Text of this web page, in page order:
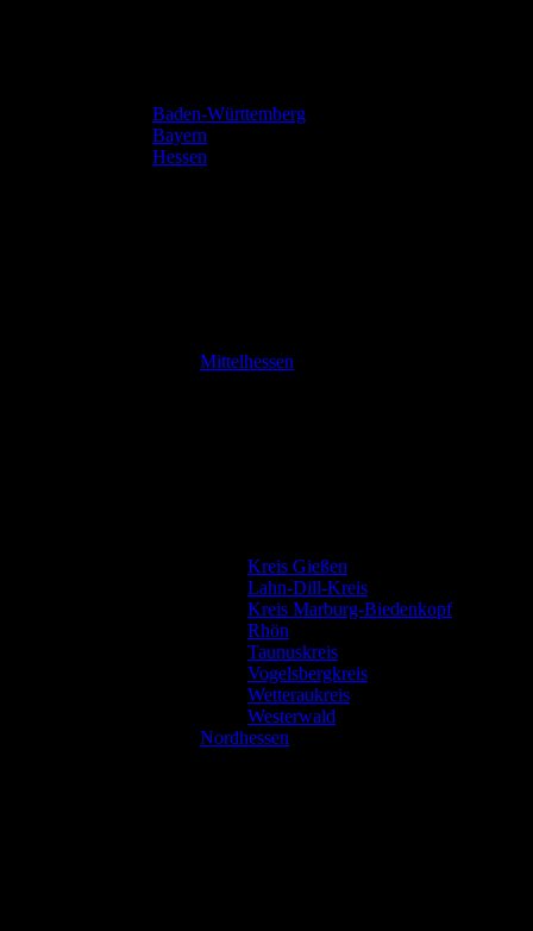
Baden-Württemberg
Bayern
Hessen
Mittelhessen
Kreis Gießen
Lahn-Dill-Kreis
Kreis Marburg-Biedenkopf
Rhön
Taunuskreis
Vogelsbergkreis
Wetteraukreis
Westerwald
Nordhessen